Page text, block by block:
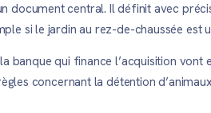
document central. Il définit avec
si le jardin au rez-de-chaussée
qui finance l’acquisition
concernant la détention